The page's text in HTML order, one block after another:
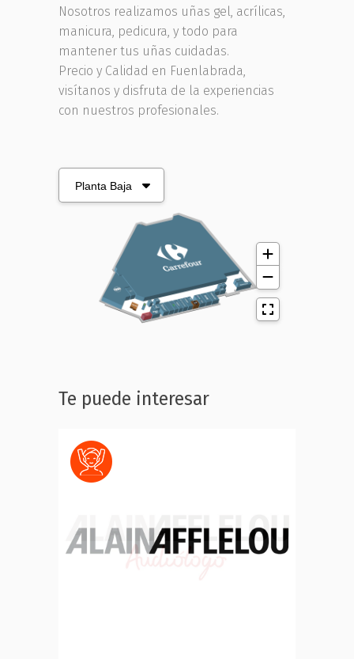
Nosotros realizamos uñas gel, acrílicas,
manicura, pedicura, y todo para
mantener tus uñas cuidadas.
Precio y Calidad en Fuenlabrada,
visítanos y disfruta de la experiencias
con nuestros profesionales.
Te puede interesar